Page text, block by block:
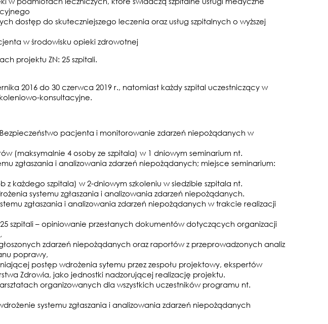
dostęp do skuteczniejszego leczenia oraz usług szpitalnych o wyższej
w środowisku opieki zdrowotnej
projektu ZN: 25 szpitali.
2016 do 30 czerwca 2019 r., natomiast każdy szpital uczestniczący w
konsultacyjne.
pacjenta i monitorowanie zdarzeń niepożądanych w
(maksymalnie 4 osoby ze szpitala) w 1 dniowym seminarium nt.
zgłaszania i analizowania zdarzeń niepożądanych; miejsce seminarium:
z każdego szpitala) w 2-dniowym szkoleniu w siedzibie szpitala nt.
systemu zgłaszania i analizowania zdarzeń niepożądanych.
zgłaszania i analizowania zdarzeń niepożądanych w trakcie realizacji
szpitali – opiniowanie przesłanych dokumentów dotyczących organizacji
zdarzeń niepożądanych oraz raportów z przeprowadzonych analiz
poprawy,
postęp wdrożenia sytemu przez zespołu projektowy, ekspertów
Zdrowia, jako jednostki nadzorującej realizację projektu.
organizowanych dla wszystkich uczestników programu nt.
systemu zgłaszania i analizowania zdarzeń niepożądanych